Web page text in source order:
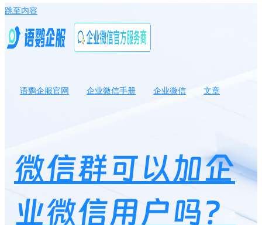
跳至内容
语鹦企服官网 企业微信手册 企业微信
文章
微信群可以加企
业微信用户吗？